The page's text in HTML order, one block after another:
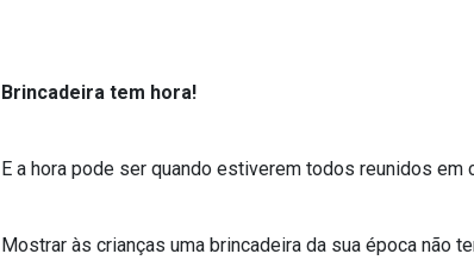
Brincadeira tem hora!
E a hora pode ser quando estiverem todos reunidos em
Mostrar às crianças uma brincadeira da sua época não